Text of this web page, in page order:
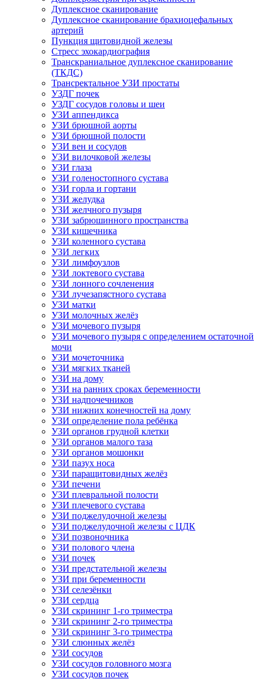
Дуплексное сканирование
Дуплексное сканирование брахиоцефальных
артерий
Пункция щитовидной железы
Стресс эхокардиография
Транскраниальное дуплексное сканирование
(ТКДС)
Трансректальное УЗИ простаты
УЗДГ почек
УЗДГ сосудов головы и шеи
УЗИ аппендикса
УЗИ брюшной аорты
УЗИ брюшной полости
УЗИ вен и сосудов
УЗИ вилочковой железы
УЗИ глаза
УЗИ голеностопного сустава
УЗИ горла и гортани
УЗИ желудка
УЗИ желчного пузыря
УЗИ забрюшинного пространства
УЗИ кишечника
УЗИ коленного сустава
УЗИ легких
УЗИ лимфоузлов
УЗИ локтевого сустава
УЗИ лонного сочленения
УЗИ лучезапястного сустава
УЗИ матки
УЗИ молочных желёз
УЗИ мочевого пузыря
УЗИ мочевого пузыря с определением остаточной
мочи
УЗИ мочеточника
УЗИ мягких тканей
УЗИ на дому
УЗИ на ранних сроках беременности
УЗИ надпочечников
УЗИ нижних конечностей на дому
УЗИ определение пола ребёнка
УЗИ органов грудной клетки
УЗИ органов малого таза
УЗИ органов мошонки
УЗИ пазух носа
УЗИ паращитовидных желёз
УЗИ печени
УЗИ плевральной полости
УЗИ плечевого сустава
УЗИ поджелудочной железы
УЗИ поджелудочной железы с ЦДК
УЗИ позвоночника
УЗИ полового члена
УЗИ почек
УЗИ предстательной железы
УЗИ при беременности
УЗИ селезёнки
УЗИ сердца
УЗИ скрининг 1-го триместра
УЗИ скрининг 2-го триместра
УЗИ скрининг 3-го триместра
УЗИ слюнных желёз
УЗИ сосудов
УЗИ сосудов головного мозга
УЗИ сосудов почек